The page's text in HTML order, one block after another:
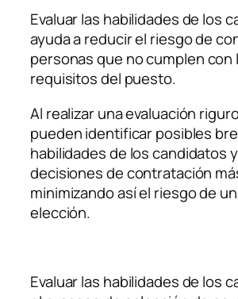
Evaluar las habilidades de los
ayuda a reducir el riesgo de
personas que no cumplen con
requisitos del puesto.
Al realizar una evaluación
pueden identificar posibles
habilidades de los candidatos
decisiones de contratación
minimizando así el riesgo de
elección.
Evaluar las habilidades de los